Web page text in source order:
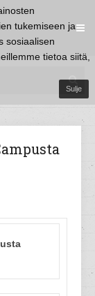
tukemiseen ja
sosiaalisen
tietoa siitä,
Sulje